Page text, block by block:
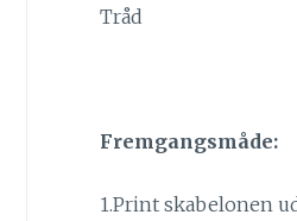
Tråd
Fremgangsmåde:
1.Print skabelonen